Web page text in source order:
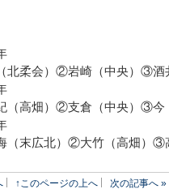
北柔会）②岩崎（中央）③酒
（高畑）②支倉（中央）③今
（末広北）②大竹（高畑）③
↑このページの上へ 次の記事へ »